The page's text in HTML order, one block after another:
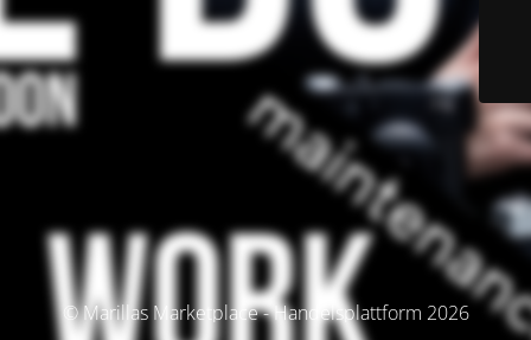
© Marillas Marketplace - Handelsplattform 2026